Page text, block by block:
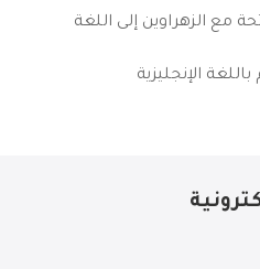
مع الزهراوين إلى اللغة
الإنجليزية